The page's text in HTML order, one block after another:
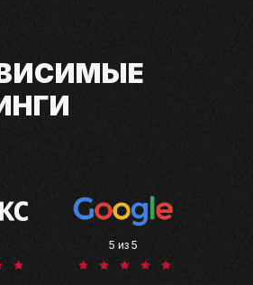
5 из 5